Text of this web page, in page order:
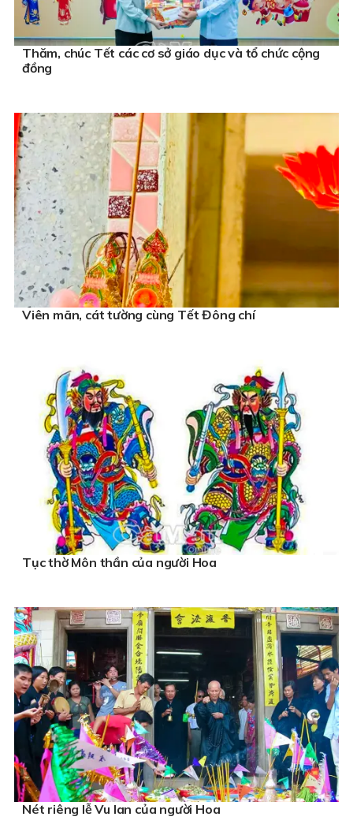
Thăm, chúc Tết các cơ sở giáo dục và tổ chức cộng
đồng
Viên mãn, cát tường cùng Tết Đông chí
Tục thờ Môn thần của người Hoa
Nét riêng lễ Vu lan của người Hoa